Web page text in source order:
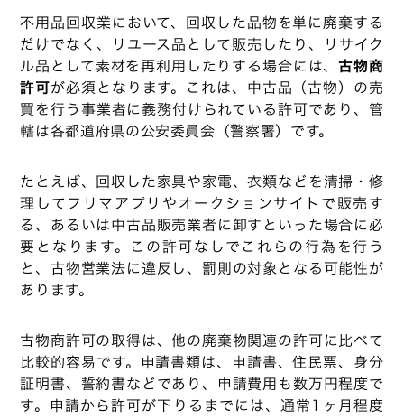
不用品回収業において、回収した品物を単に廃棄する
だけでなく、リユース品として販売したり、リサイク
ル品として素材を再利用したりする場合には、古物商
許可が必須となります。これは、中古品（古物）の売
買を行う事業者に義務付けられている許可であり、管
轄は各都道府県の公安委員会（警察署）です。
たとえば、回収した家具や家電、衣類などを清掃・修
理してフリマアプリやオークションサイトで販売す
る、あるいは中古品販売業者に卸すといった場合に必
要となります。この許可なしでこれらの行為を行う
と、古物営業法に違反し、罰則の対象となる可能性が
あります。
古物商許可の取得は、他の廃棄物関連の許可に比べて
比較的容易です。申請書類は、申請書、住民票、身分
証明書、誓約書などであり、申請費用も数万円程度で
す。申請から許可が下りるまでには、通常1ヶ月程度